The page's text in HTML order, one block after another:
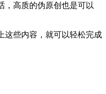
，高质的伪原创也是可以
这些内容，就可以轻松完成